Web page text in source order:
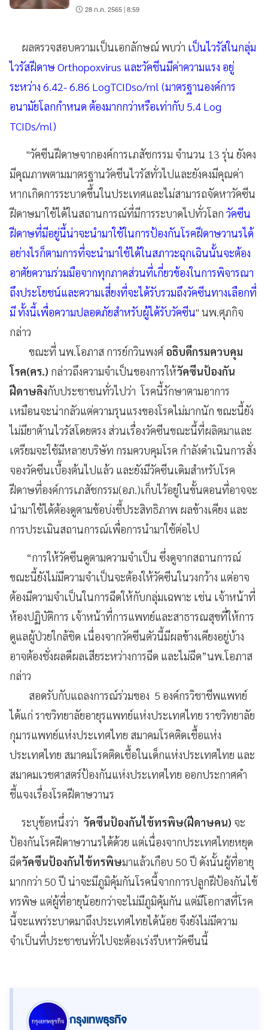
28 ก.ค. 2565 | 8:59
ผลตรวจสอบความเป็นเอกลักษณ์ พบว่า เป็นไวรัสในกลุ่ม
ไวรัสฝีดาษ Orthopoxvirus และวัคชีนมีค่าความแรง อยู่
ระหว่าง 6.42- 6.86 LogTCIDso/ml (มาตรฐานองค์การ
อนามัยโลกกำหนด ต้องมากกว่าหรือเท่ากับ 5.4 Log
TCIDs/ml)
"วัคซีนฝีดาษจากองค์การเภสัชกรรม จำนวน 13 รุ่น ยังคง
มีคุณภาพตามมาตรฐานวัคชีนไวรัสทั่วไปและยังคงมีคุณค่า
หากเกิดการระบาดขึ้นในประเทศและไม่สามารถจัดหาวัคซีน
ฝีดาษมาใช้ได้ในสถานการณ์ที่มีการระบาดไปทั่วโลก วัคซีน
ฝีดาษที่มีอยู่นี้น่าจะนำมาใช้ในการป้องกันโรคฝีดาษวานรได้
อย่างไรก็ตามการที่จะนำมาใช้ได้ในสภาวะฉุกเฉินนั้นจะต้อง
อาศัยความร่วมมือจากทุกภาคส่วนที่เกี่ยวข้องในการพิจารณา
ถึงประโยชน์และความเสี่ยงที่จะได้รับรวมถึงวัคซีนทางเลือกที่
มี ทั้งนี้เพื่อความปลอดภัยสำหรับผู้ได้รับวัคซีน" นพ.ศุภกิจ
กล่าว
ขณะที่ นพ.โอภาส การย์กวินพงศ์ อธิบดีกรมควบคุม
โรค(คร.) กล่าวถึงความจำเป็นของการให้วัคซีนป้องกัน
ฝีดาษลิงกับประชาชนทั่วไปว่า โรคนี้รักษาตามอาการ
เหมือนจะน่ากลัวแต่ความรุนแรงของโรคไม่มากนัก ขณะนี้ยัง
ไม่มียาต้านไวรัสโดยตรง ส่วนเรื่องวัคซีนขณะนี้ที่ผลิตมาและ
เตรียมจะใช้มีหลายบริษัท กรมควบคุมโรค กำลังดำเนินการสั่ง
จองวัคซีนเบื้องต้นไปแล้ว และยังมีวัคซีนเดิมสำหรับโรค
ฝีดาษที่องค์การเภสัชกรรม(อภ.)เก็บไว้อยู่ในขั้นตอนที่อาจจะ
นำมาใช้ได้ต้องดูตามข้อบ่งชี้ประสิทธิภาพ ผลข้างเคียง และ
การประเมินสถานการณ์เพื่อการนำมาใช้ต่อไป
“การให้วัคซีนดูตามความจำเป็น ซึ่งดูจากสถานการณ์
ขณะนี้ยังไม่มีความจำเป็นจะต้องให้วัคซีนในวงกว้าง แต่อาจ
ต้องมีความจำเป็นในการฉีดให้กับกลุ่มเฉพาะ เช่น เจ้าหน้าที่
ห้องปฏิบัติการ เจ้าหน้าที่การแพทย์และสาธารณสุขที่ให้การ
ดูแลผู้ป่วยใกล้ชิด เนื่องจากวัคซีนตัวนี้มีผลข้างเคียงอยู่บ้าง
อาจต้องชั่งผลดีผลเสียระหว่างการฉีด และไม่ฉีด”นพ.โอภาส
กล่าว
สอดรับกับแถลงการณ์ร่วมของ 5 องค์กรวิชาชีพแพทย์
ได้แก่ ราชวิทยาลัยอายุรแพทย์แห่งประเทศไทย ราชวิทยาลัย
กุมารแพทย์แห่งประเทศไทย สมาคมโรคติดเชื้อแห่ง
ประเทศไทย สมาคมโรคติดเชื้อในเด็กแห่งประเทศไทย และ
สมาคมเวชศาสตร์ป้องกันแห่งประเทศไทย ออกประกาศคำ
ชี้แจงเรื่องโรคฝีดาษวานร
ระบุข้อหนึ่งว่า วัคซีนป้องกันไข้ทรพิษ(ฝีดาษคน) จะ
ป้องกันโรคฝีดาษวานรได้ด้วย แต่เนื่องจากประเทศไทยหยุด
ฉีดวัคซีนป้องกันไข้ทรพิษมาแล้วเกือบ 50 ปี ดังนั้นผู้ที่อายุ
มากกว่า 50 ปี น่าจะมีภูมิคุ้มกันโรคนี้จากการปลูกฝีป้องกันไข้
ทรพิษ แต่ผู้ที่อายุน้อยกว่าจะไม่มีภูมิคุ้มกัน แต่มีโอกาสที่โรค
นี้จะแพร่ระบาดมาถึงประเทศไทยได้น้อย จึงยังไม่มีความ
จำเป็นที่ประชาชนทั่วไปจะต้องเร่งรีบหาวัคซีนนี้
กรุงเทพธุรกิจ